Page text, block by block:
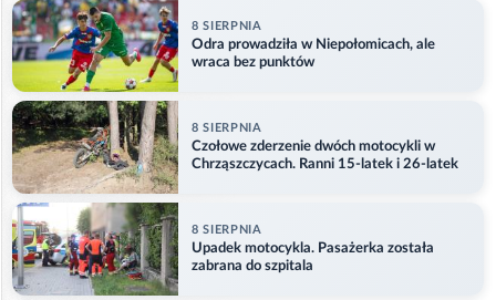
8 SIERPNIA
Odra prowadziła w Niepołomicach, ale
wraca bez punktów
8 SIERPNIA
Czołowe zderzenie dwóch motocykli w
Chrząszczycach. Ranni 15-latek i 26-latek
8 SIERPNIA
Upadek motocykla. Pasażerka została
zabrana do szpitala